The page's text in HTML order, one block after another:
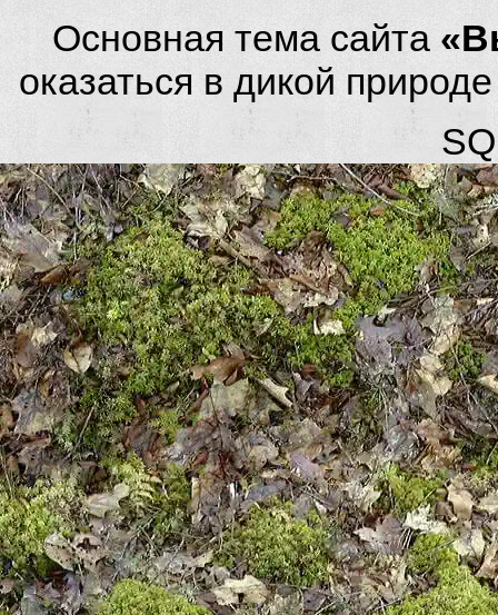
Основная тема сайта
оказаться в дикой